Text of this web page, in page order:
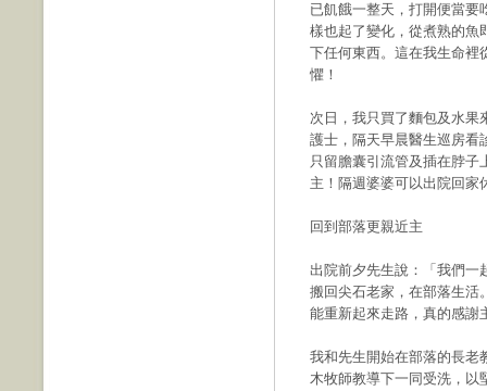
已飢餓一整天，打開便當要
樣也起了變化，從煮熟的魚
下任何東西。這在我生命裡
懼！
次日，我只買了麵包及水果
護士，隔天早晨醫生巡房看
只留膽囊引流管及插在脖子
主！隔週婆婆可以出院回家
回到部落更親近主
出院前夕先生說：「我們一
搬回尖石老家，在部落生活
能重新起來走路，真的感謝
我和先生開始在部落的長老
木牧師教導下一同受洗，以